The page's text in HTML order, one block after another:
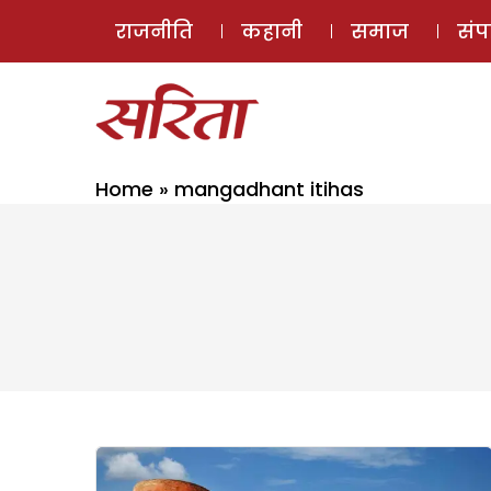
राजनीति कहानी समाज
Home » mangadhant itihas